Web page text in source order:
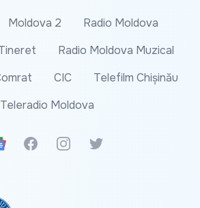
Moldova 2
Radio Moldova
Radio Moldova Muzical
CIC
Telefilm Chișinău
Teleradio Moldova
News
FacebookInstagramTwitter